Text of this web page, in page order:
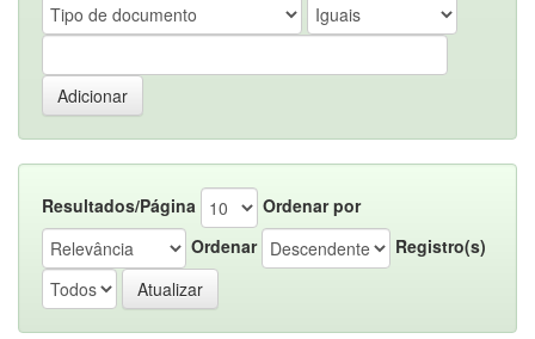
Resultados/Página
Ordenar por
Ordenar
Registro(s)